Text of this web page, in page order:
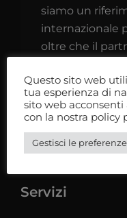
siamo un
internazionale
oltre che il
Ti aspettiamo
Servizi
Questo sito web
tua esperienza di
sito web
con la nostra policy
Gestisci le preferenze